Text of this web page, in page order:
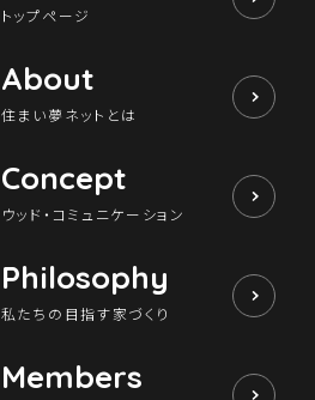
トップページ
About
住まい夢ネットとは
Concept
ウッド・コミュニケーション
Philosophy
私たちの目指す家づくり
Members